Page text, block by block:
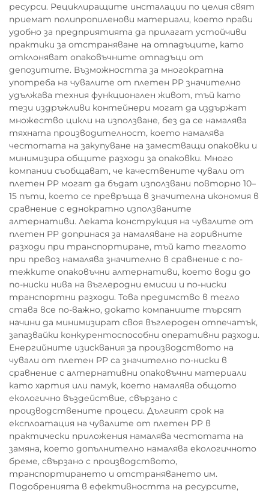
ресурси. Рециклиращите инсталации по целия свят
приемат полипропиленови материали, което прави
удобно за предприятията да прилагат устойчиви
практики за отстраняване на отпадъците, като
отклоняват опаковъчните отпадъци от
депозитите. Възможността за многократна
употреба на чувалите от плетен PP значително
удължава техния функционален живот, тъй като
тези издръжливи контейнери могат да издържат
множество цикли на използване, без да се намалява
тяхната производителност, което намалява
честотата на закупуване на заместващи опаковки и
минимизира общите разходи за опаковки. Много
компании съобщават, че качествените чували от
плетен PP могат да бъдат използвани повторно 10–
15 пъти, което се превръща в значителна икономия в
сравнение с еднократно използваните
алтернативи. Леката конструкция на чувалите от
плетен PP допринася за намаляване на горивните
разходи при транспортиране, тъй като теглото
при превоз намалява значително в сравнение с по-
тежките опаковъчни алтернативи, което води до
по-ниски нива на въглеродни емисии и по-ниски
транспортни разходи. Това предимство в тегло
става все по-важно, докато компаниите търсят
начини да минимизират своя въглероден отпечатък,
запазвайки конкурентоспособни оперативни разходи.
Енергийните изисквания за производството на
чували от плетен PP са значително по-ниски в
сравнение с алтернативни опаковъчни материали
като хартия или памук, което намалява общото
екологично въздействие, свързано с
производствените процеси. Дългият срок на
експлоатация на чувалите от плетен PP в
практически приложения намалява честотата на
замяна, което допълнително намалява екологичното
бреме, свързано с производството,
транспортирането и отстраняването им.
Подобренията в ефективността на ресурсите,